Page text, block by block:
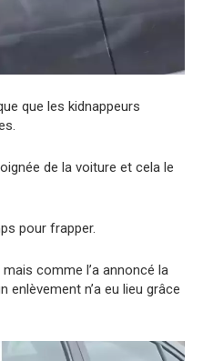
que les kidnappeurs
de la voiture et cela le
pour frapper.
comme l’a annoncé la
enlèvement n’a eu lieu grâce